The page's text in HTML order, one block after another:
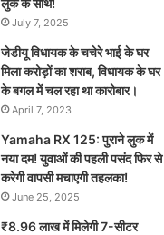
लुक के साथ!
July 7, 2025
जेडीयू विधायक के चचेरे भाई के घर
मिला करोड़ों का शराब, विधायक के घर
के बगल में चल रहा था कारोबार।
April 7, 2023
Yamaha RX 125: पुराने लुक में
नया दम! युवाओं की पहली पसंद फिर से
करेगी वापसी मचाएगी तहलका!
June 25, 2025
₹8.96 लाख में मिलेगी 7-सीटर